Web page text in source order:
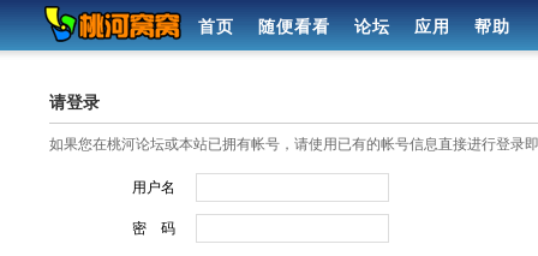
首页 随便看看 论坛 应用 帮助
请登录
如果您在桃河论坛或本站已拥有帐号，请使用已有的帐号信息直接进行登录
用户名
密 码